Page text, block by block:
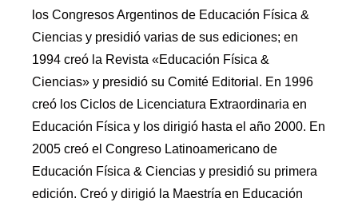
los Congresos Argentinos de Educación Física &
Ciencias y presidió varias de sus ediciones; en
1994 creó la Revista «Educación Física &
Ciencias» y presidió su Comité Editorial. En 1996
creó los Ciclos de Licenciatura Extraordinaria en
Educación Física y los dirigió hasta el año 2000. En
2005 creó el Congreso Latinoamericano de
Educación Física & Ciencias y presidió su primera
edición. Creó y dirigió la Maestría en Educación